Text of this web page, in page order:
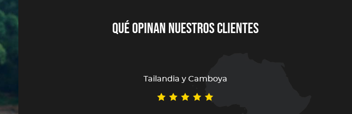
Qué opinan nuestros clientes
Tailandia y Camboya